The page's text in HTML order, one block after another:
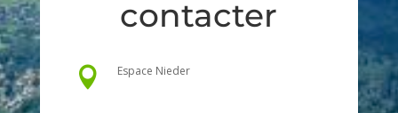
contacter
 Espace Nieder